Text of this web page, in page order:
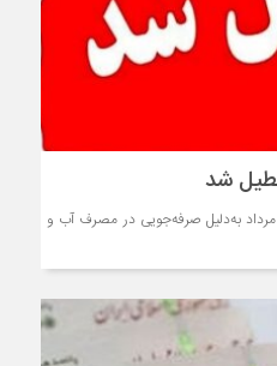
سخنگوی دولت اعلام کرد چهارشنبه ۱ مرداد به‌دلیل صرفه‌جویی در مصرف آب و